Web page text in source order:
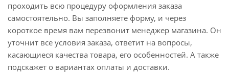
проходить всю процедуру оформления заказа
самостоятельно. Вы заполняете форму, и через
короткое время вам перезвонит менеджер магазина. Он
уточнит все условия заказа, ответит на вопросы,
касающиеся качества товара, его особенностей. А также
подскажет о вариантах оплаты и доставки.